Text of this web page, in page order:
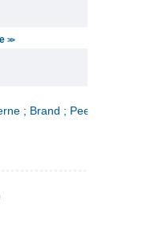
>>
; Brand ; Peer Gynt. 2